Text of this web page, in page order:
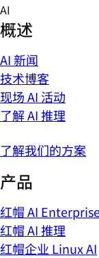
Skip
to
content
AI
概述
AI 新闻
技术博客
现场 AI 活动
了解 AI 推理
了解我们的方案
产品
红帽 AI
红帽 AI 推理
红帽企业 Linux AI